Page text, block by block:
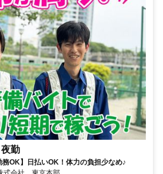
勤
務OK】日払いOK！体力の負担少なめ♪